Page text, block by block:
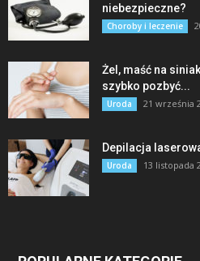
niebezpieczne?
Choroby i leczenie
Żel, maść na
szybko pozbyć...
Uroda 21 września
Depilacja
Uroda 13 listopada